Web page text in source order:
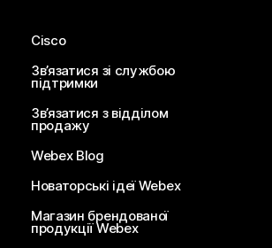
Cisco
Зв’язатися зі службою
підтримки
Зв’язатися з відділом
продажу
Webex Blog
Новаторські ідеї Webex
Магазин брендованої
продукції Webex